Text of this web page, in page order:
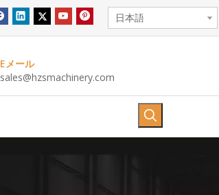
日本語
Eメール
sales@hzsmachinery.com